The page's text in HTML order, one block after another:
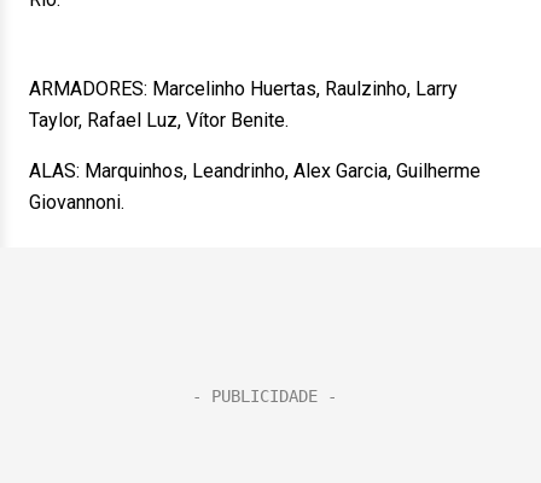
ARMADORES: Marcelinho Huertas, Raulzinho, Larry
Taylor, Rafael Luz, Vítor Benite.
ALAS: Marquinhos, Leandrinho, Alex Garcia, Guilherme
Giovannoni.